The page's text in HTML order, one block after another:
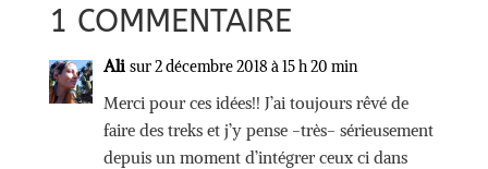
1 COMMENTAIRE
Ali sur 2 décembre 2018 à 15 h 20 min
Merci pour ces idées!! J’ai toujours rêvé de
faire des treks et j’y pense -très- sérieusement
depuis un moment d’intégrer ceux ci dans